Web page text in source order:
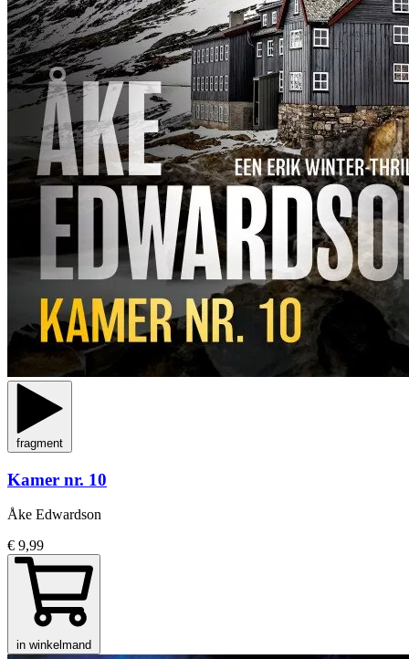
fragment
Kamer nr. 10
Åke Edwardson
€ 9,99
in winkelmand